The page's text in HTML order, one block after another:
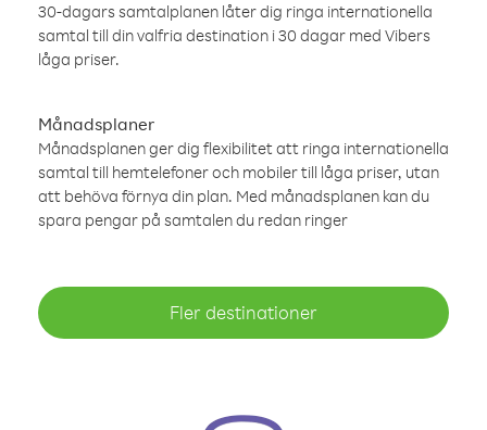
30-dagars samtalplanen låter dig ringa internationella
samtal till din valfria destination i 30 dagar med Vibers
låga priser.
Månadsplaner
Månadsplanen ger dig flexibilitet att ringa internationella
samtal till hemtelefoner och mobiler till låga priser, utan
att behöva förnya din plan. Med månadsplanen kan du
spara pengar på samtalen du redan ringer
Fler destinationer